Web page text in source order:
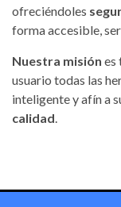
ofreciéndoles
forma accesible,
Nuestra misión es
usuario todas las
inteligente y afín a
calidad.